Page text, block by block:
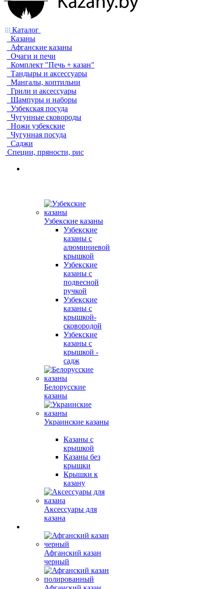
Каталог
Казаны
Афганские казаны
Очаги и печи
Комплект "Печь + казан"
Тандыры и аксессуары
Мангалы, коптильни
Грили и аксессуары
Шампуры и наборы
Узбекская посуда
Чугунные сковороды
Ножи узбекские
Чугунная посуда
Саджи
Специи, пряности, рис
Узбекские казаны
Узбекские
казаны с
алюминиевой
крышкой
Узбекские
казаны с
подвесной
ручкой
Узбекские
казаны с
крышкой-
сковородой
Узбекские
казаны с
крышкой -
садж
Белорусские
казаны
Украинские казаны
Казаны с
крышкой
Казаны без
крышки
Крышки к
казану
Аксессуары для
казана
Афганский казан
черный